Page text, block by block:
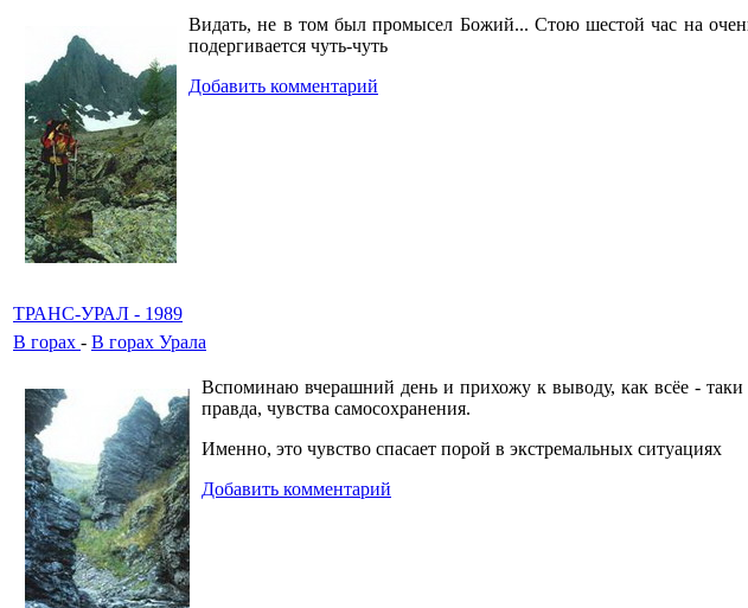
Видать, не в том был промысел Божий... Стою шестой час на очень
подергивается чуть-чуть
Добавить комментарий
ТРАНС-УРАЛ - 1989
В горах - В горах Урала
Вспоминаю вчерашний день и прихожу к выводу, как всёе - таки
правда, чувства самосохранения.
Именно, это чувство спасает порой в экстремальных ситуациях
Добавить комментарий